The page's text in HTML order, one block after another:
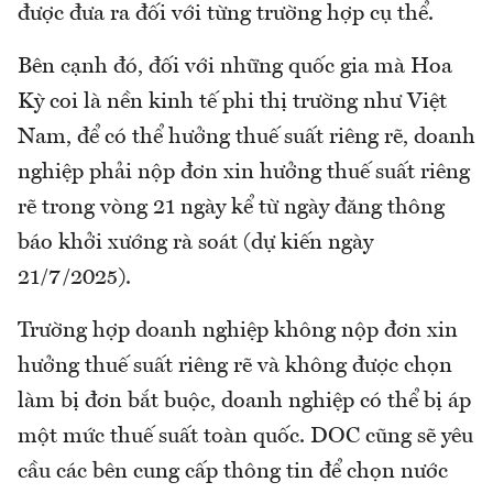
được đưa ra đối với từng trường hợp cụ thể.
Bên cạnh đó, đối với những quốc gia mà Hoa
Kỳ coi là nền kinh tế phi thị trường như Việt
Nam, để có thể hưởng thuế suất riêng rẽ, doanh
nghiệp phải nộp đơn xin hưởng thuế suất riêng
rẽ trong vòng 21 ngày kể từ ngày đăng thông
báo khởi xướng rà soát (dự kiến ngày
21/7/2025).
Trường hợp doanh nghiệp không nộp đơn xin
hưởng thuế suất riêng rẽ và không được chọn
làm bị đơn bắt buộc, doanh nghiệp có thể bị áp
một mức thuế suất toàn quốc. DOC cũng sẽ yêu
cầu các bên cung cấp thông tin để chọn nước